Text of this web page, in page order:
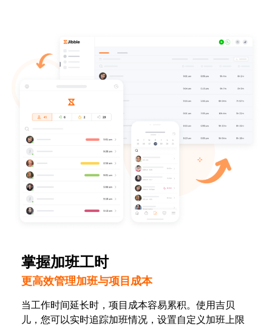
掌握加班工时
更高效管理加班与项目成本
当工作时间延长时，项目成本容易累积。使用吉贝
儿，您可以实时追踪加班情况，设置自定义加班上限